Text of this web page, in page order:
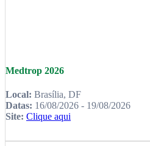
Medtrop 2026
Local: Brasília, DF
Datas: 16/08/2026 - 19/08/2026
Site: Clique aqui